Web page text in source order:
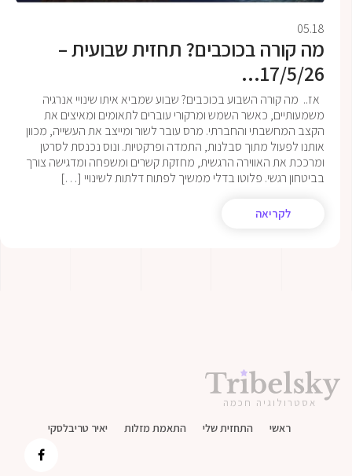
05.18
מה קורה בכוכבים? תחזית שבועית –
17/5/26...
אז.. מה קורה השבוע בכוכבים? שבוע שמביא איתו שינויי אנרגיה
משמעותיים, כאשר השמש ומרקורי עוברים לתאומים ומאיצים את
הקצב המחשבתי והחברתי. מרס עובר לשור ומייצב את העשייה, מכוון
אותנו לפעול מתוך סבלנות, התמדה ופרקטיות. ונוס נכנסת לסרטן
ומרככת את האווירה הרגשית, מחזקת קשרים ומשפחה ומדגישה צורך
בביטחון רגשי. פלוטו בדלי ממשיך לפתוח דלתות לשינויי […]
לקריאה
אסטרולוגיה חכמה
ראשי התחזית שלי התאמת מזלות יאיר טריבלסקי